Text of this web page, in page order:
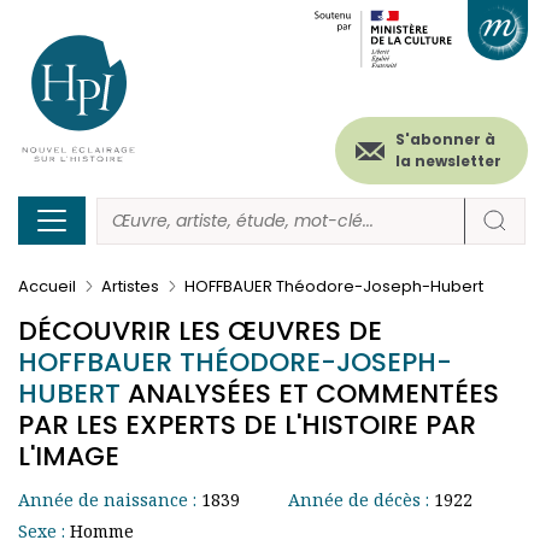
contenu
principal
Menu
secondaire
(header)
S'abonner à
la newsletter
Accueil Artistes HOFFBAUER Théodore-Joseph-Hubert
DÉCOUVRIR LES ŒUVRES DE
HOFFBAUER THÉODORE-JOSEPH-
HUBERT ANALYSÉES ET COMMENTÉES
PAR LES EXPERTS DE L'HISTOIRE PAR
L'IMAGE
Année de naissance : 1839
Sexe : Homme
Année de décès : 1922